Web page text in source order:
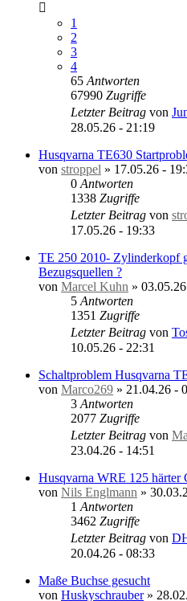
1
2
3
4
65 Antworten
67990 Zugriffe
Letzter Beitrag von
28.05.26 - 21:19
Husqvarna TE630
von stroppel » 17.05.26 -
0 Antworten
1338 Zugriffe
Letzter Beitrag von
17.05.26 - 19:33
TE 250 2010- Zylinderkopf
Bezugsquellen ?
von Marcel Kuhn »
5 Antworten
1351 Zugriffe
Letzter Beitrag von
10.05.26 - 22:31
Schaltproblem Husqvarna
von Marco269 » 21.04.26 -
3 Antworten
2077 Zugriffe
Letzter Beitrag von
23.04.26 - 14:51
Husqvarna WRE 125 härter
von Nils Englmann »
1 Antworten
3462 Zugriffe
Letzter Beitrag von
20.04.26 - 08:33
Maße Buchse gesucht
von Huskyschrauber»